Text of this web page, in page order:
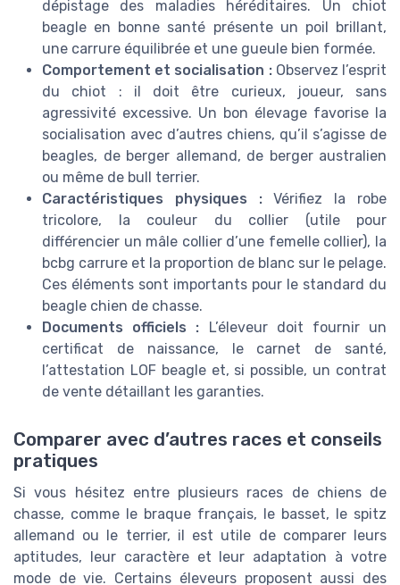
dépistage des maladies héréditaires. Un chiot
beagle en bonne santé présente un poil brillant,
une carrure équilibrée et une gueule bien formée.
Comportement et socialisation :Observez l’esprit
du chiot : il doit être curieux, joueur, sans
agressivité excessive. Un bon élevage favorise la
socialisation avec d’autres chiens, qu’il s’agisse de
beagles, de berger allemand, de berger australien
ou même de bull terrier.
Caractéristiques physiques :Vérifiez la robe
tricolore, la couleur du collier (utile pour
différencier un mâle collier d’une femelle collier), la
bcbg carrure et la proportion de blanc sur le pelage.
Ces éléments sont importants pour le standard du
beagle chien de chasse.
Documents officiels : L’éleveur doit fournir un
certificat de naissance, le carnet de santé,
l’attestation LOF beagle et, si possible, un contrat
de vente détaillant les garanties.
Comparer avec d’autres races et conseils
pratiques
Si vous hésitez entre plusieurs races de chiens de
chasse, comme le braque français, le basset, le spitz
allemand ou le terrier, il est utile de comparer leurs
aptitudes, leur caractère et leur adaptation à votre
mode de vie. Certains éleveurs proposent aussi des